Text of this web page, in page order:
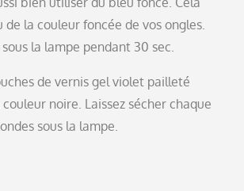
de la couleur foncée de vos ongles.
la lampe pendant 30 sec.
de vernis gel violet pailleté
noire. Laissez sécher chaque
sous la lampe.